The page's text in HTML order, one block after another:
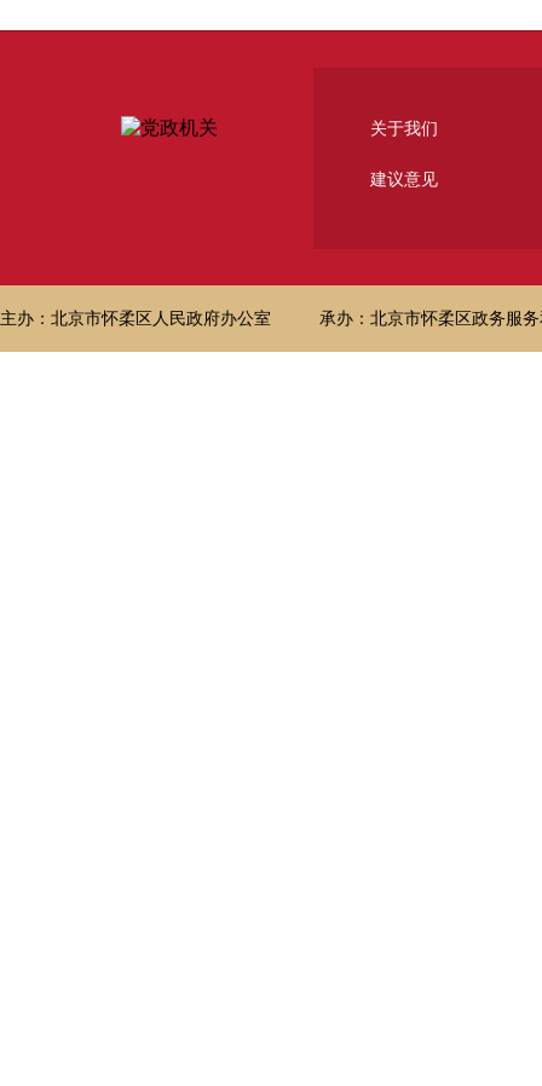
关于我们
建议意见
主办：北京市怀柔区人民政府办公室 承办：北京市怀柔区政务服